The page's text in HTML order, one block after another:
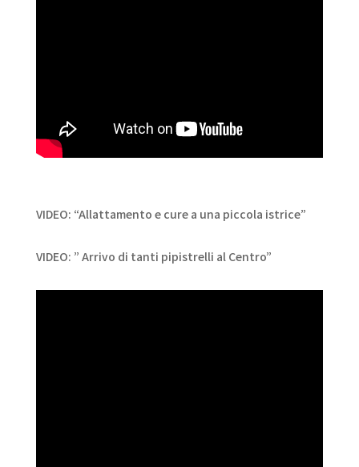
VIDEO: “Allattamento e cure a una piccola istrice”
VIDEO: ” Arrivo di tanti pipistrelli al Centro”